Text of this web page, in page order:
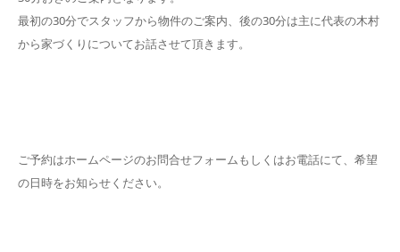
最初の30分でスタッフから物件のご案内、後の30分は主に代表の木村
から家づくりについてお話させて頂きます。
ご予約はホームページのお問合せフォームもしくはお電話にて、希望
の日時をお知らせください。